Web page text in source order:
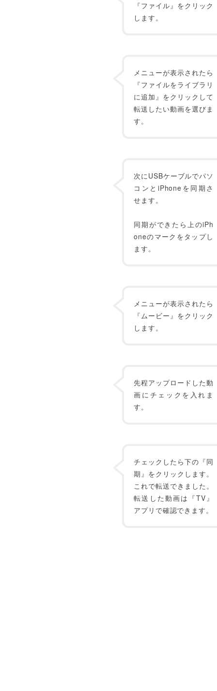
『ファイル』をクリック
します。
メニューが表示されたら
『ファイルをライブラリ
に追加』をクリックして
転送したい動画を選びま
す。
次にUSBケーブルでパソ
コンとiPhoneを同期さ
せます。
同期ができたら上のiPh
oneのマークをタップし
ます。
メニューが表示されたら
『ムービー』をクリック
します。
先程アップロードした動
画にチェックを入れま
す。
チェックしたら下の『同
期』をクリックします。
これで転送できました。
転送した動画は『TV』
アプリで確認できます。